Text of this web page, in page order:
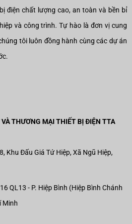
điện chất lượng cao, an toàn và bền bỉ
và công trình. Tự hào là đơn vị cung
tôi luôn đồng hành cùng các dự án
THƯƠNG MẠI THIẾT BỊ ĐIỆN TTA
Khu Đấu Giá Tứ Hiệp, Xã Ngũ Hiệp,
QL13 - P. Hiệp Bình (Hiệp Bình Chánh
Minh